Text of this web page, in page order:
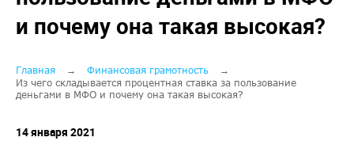
и почему она такая высокая?
Строка
навигации
Главная
Финансовая грамотность
Из чего складывается процентная ставка за пользование
деньгами в МФО и почему она такая высокая?
14 января 2021